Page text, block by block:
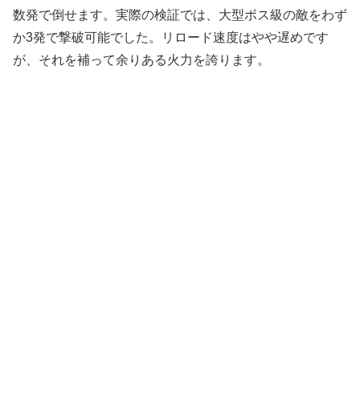
数発で倒せます。実際の検証では、大型ボス級の敵をわず
か3発で撃破可能でした。リロード速度はやや遅めです
が、それを補って余りある火力を誇ります。